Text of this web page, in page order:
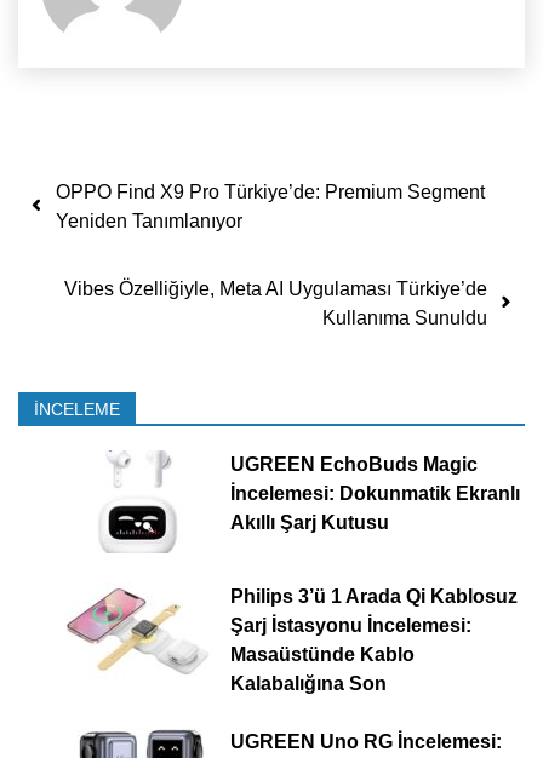
Yazı dolaşımı
OPPO Find X9 Pro Türkiye’de: Premium Segment
Yeniden Tanımlanıyor
Vibes Özelliğiyle, Meta AI Uygulaması Türkiye’de
Kullanıma Sunuldu
İNCELEME
UGREEN EchoBuds Magic
İncelemesi: Dokunmatik Ekranlı
Akıllı Şarj Kutusu
Philips 3’ü 1 Arada Qi Kablosuz
Şarj İstasyonu İncelemesi:
Masaüstünde Kablo
Kalabalığına Son
UGREEN Uno RG İncelemesi: